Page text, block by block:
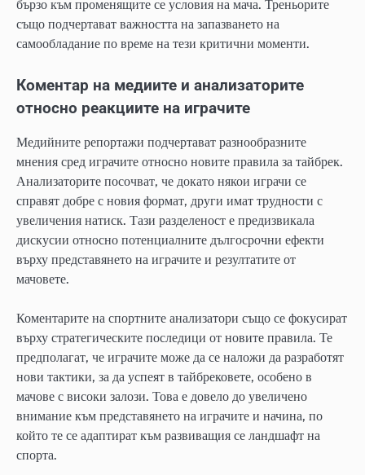
бързо към променящите се условия на мача. Треньорите
също подчертават важността на запазването на
самообладание по време на тези критични моменти.
Коментар на медиите и анализаторите
относно реакциите на играчите
Медийните репортажи подчертават разнообразните
мнения сред играчите относно новите правила за тайбрек.
Анализаторите посочват, че докато някои играчи се
справят добре с новия формат, други имат трудности с
увеличения натиск. Тази разделеност е предизвикала
дискусии относно потенциалните дългосрочни ефекти
върху представянето на играчите и резултатите от
мачовете.
Коментарите на спортните анализатори също се фокусират
върху стратегическите последици от новите правила. Те
предполагат, че играчите може да се наложи да разработят
нови тактики, за да успеят в тайбрековете, особено в
мачове с високи залози. Това е довело до увеличено
внимание към представянето на играчите и начина, по
който те се адаптират към развиващия се ландшафт на
спорта.